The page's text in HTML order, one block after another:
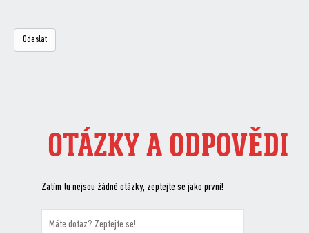
OTÁZKY A ODPOVĚDI
Zatím tu nejsou žádné otázky, zeptejte se jako první!